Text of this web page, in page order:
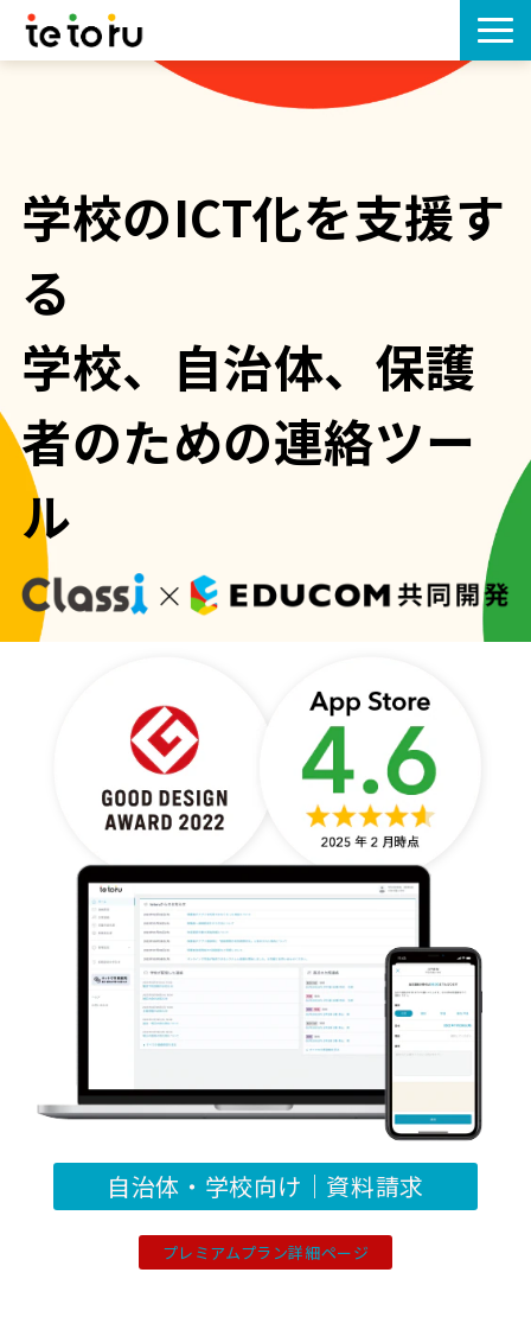
プラン
導入事例
導入の流れ
保護者の方はこちら
お知らせ
学校のICT化を支援す
る
学校、自治体、保護
者のための連絡ツー
ル
自治体・学校向け｜資料請求
プレミアムプラン詳細ページ